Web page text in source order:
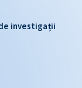
investigații